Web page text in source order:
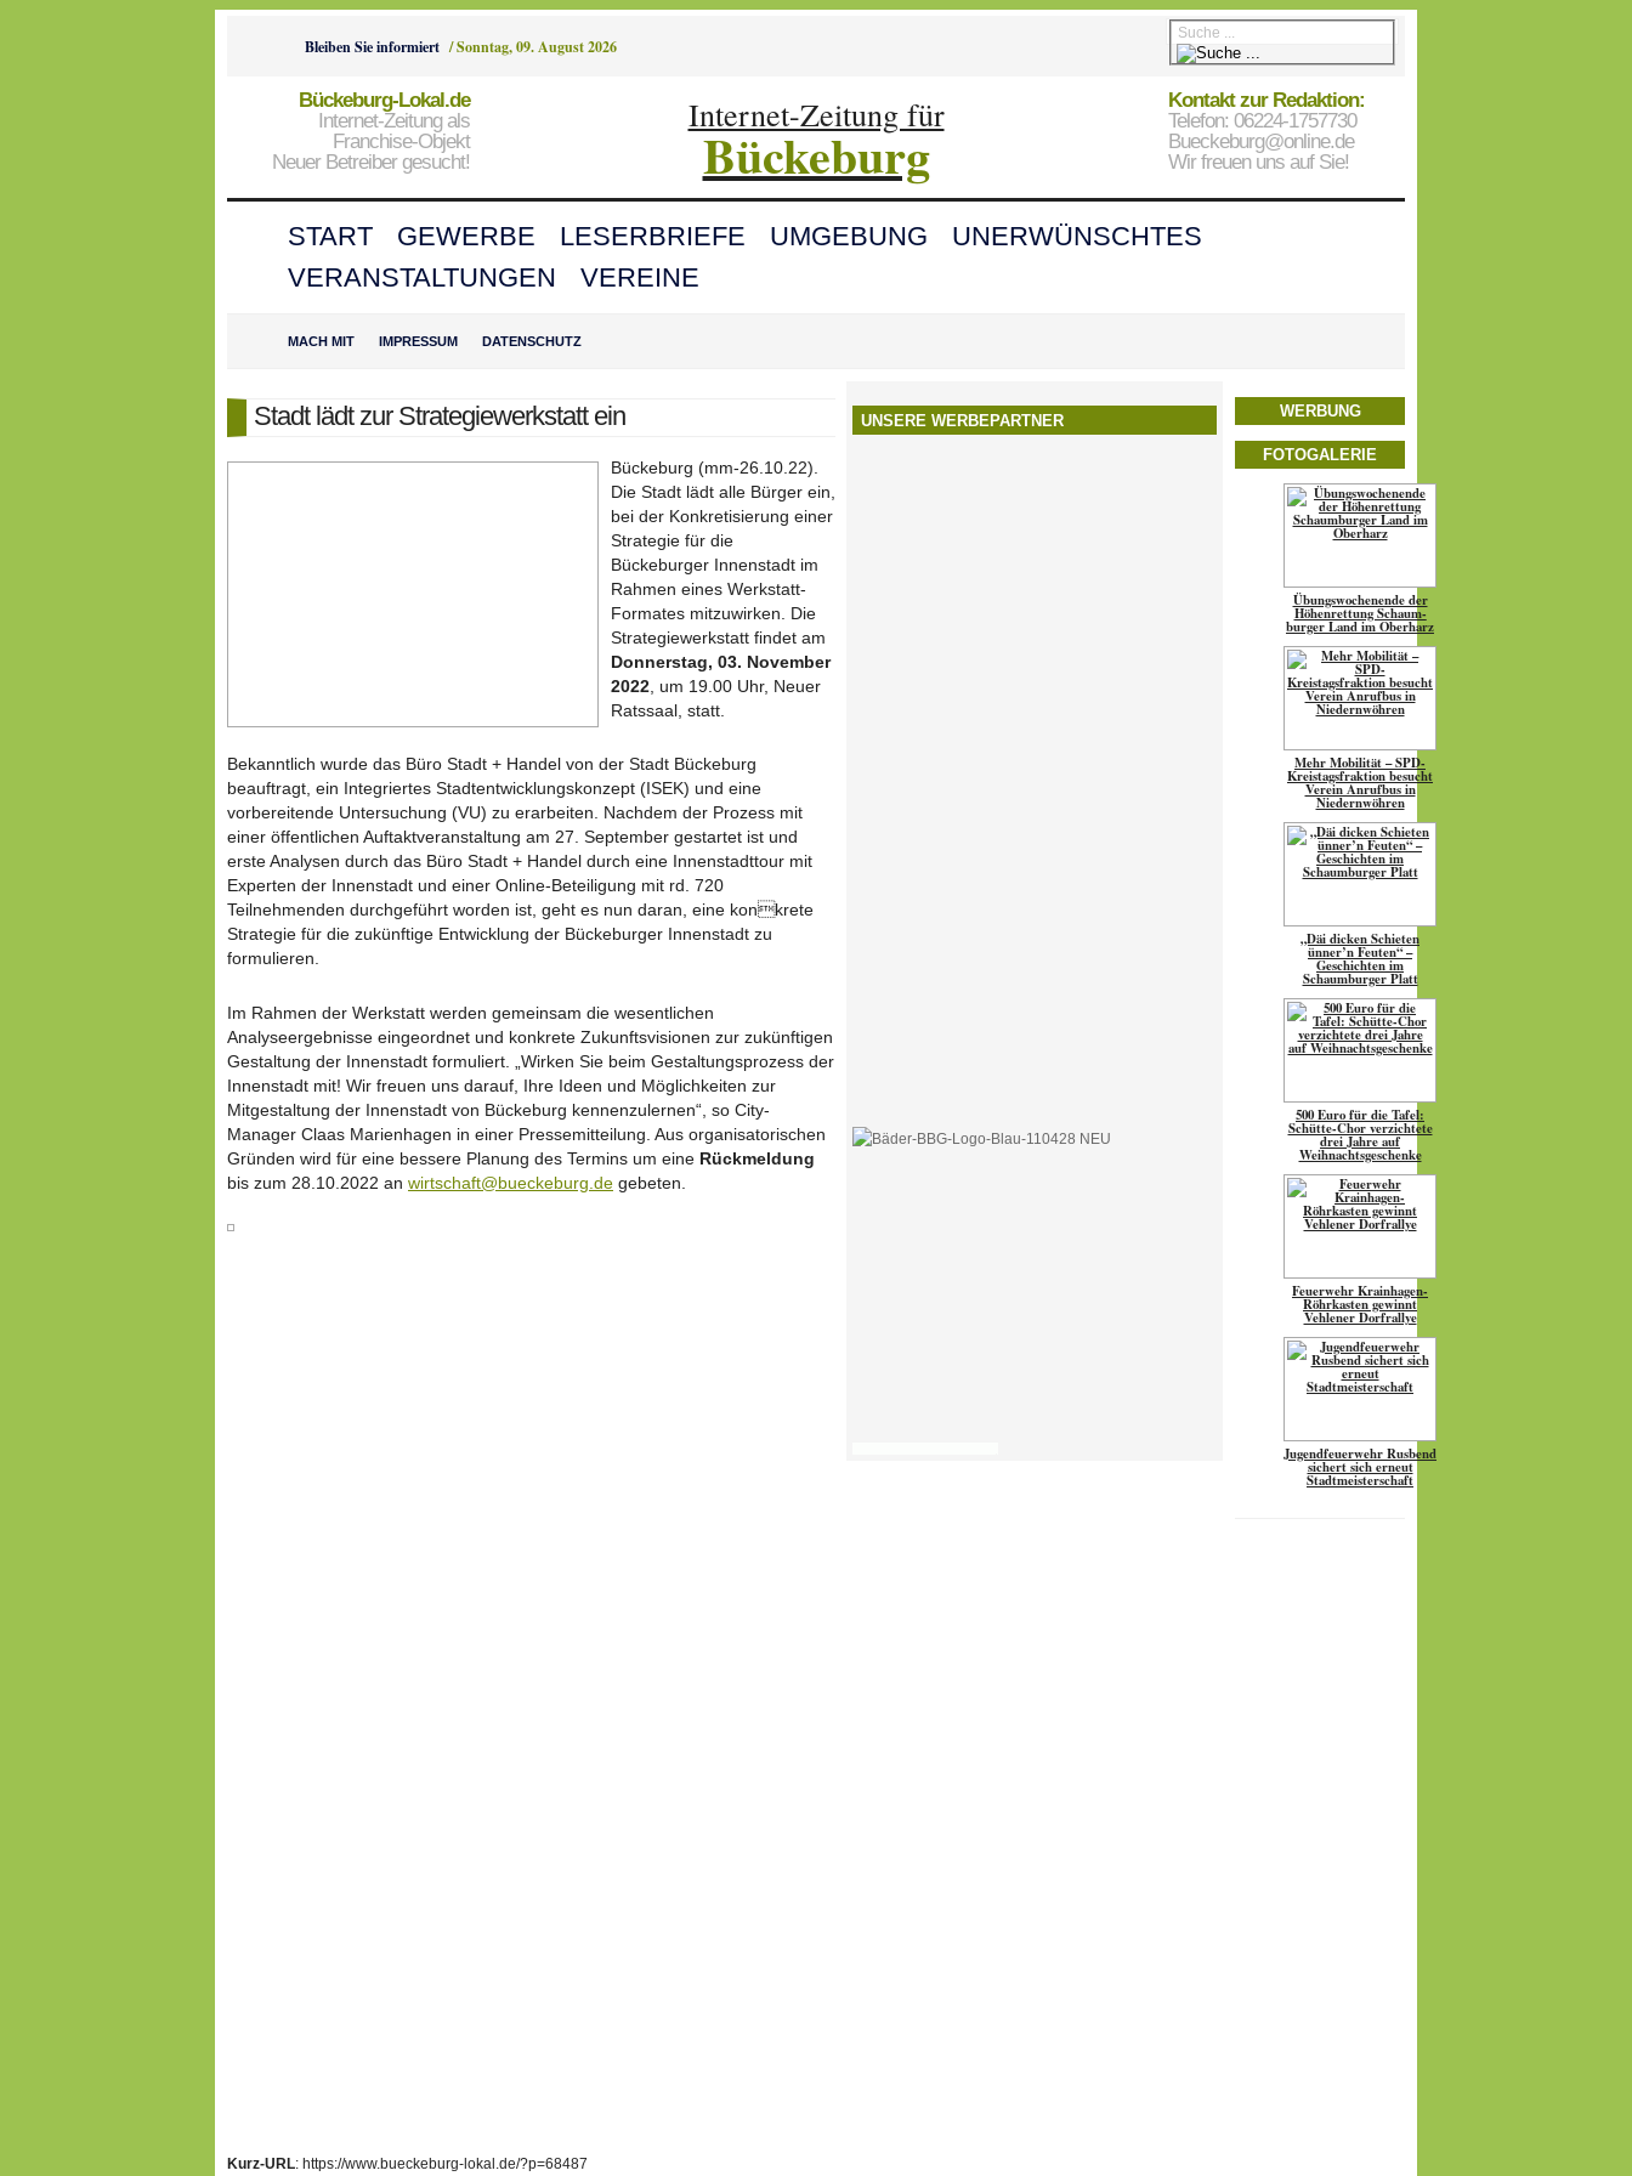
Bleiben Sie informiert /Sonntag, 09. August 2026
Bückeburg-Lokal.de
Internet-Zeitung als
Franchise-Objekt
Neuer Betreiber gesucht!
Internet-Zeitung für
Bückeburg
Kontakt zur Redaktion:
Telefon: 06224-1757730
Bueckeburg@online.de
Wir freuen uns auf Sie!
START GEWERBE LESERBRIEFE UMGEBUNG
UNERWÜNSCHTES
VERANSTALTUNGEN
VEREINE
MACH MIT IMPRESSUM DATENSCHUTZ
Stadt lädt zur Strategiewerkstatt ein
Bückeburg (mm-26.10.22).
Die Stadt lädt alle Bürger ein,
bei der Konkretisierung einer
Strategie für die
Bückeburger Innenstadt im
Rahmen eines Werkstatt-
Formates mitzuwirken. Die
Strategiewerkstatt findet am
Donnerstag, 03. November
2022 , um 19.00 Uhr, Neuer
Ratssaal, statt.
Bekanntlich wurde das Büro Stadt + Handel von der Stadt Bückeburg
beauftragt, ein Integriertes Stadtentwicklungskonzept (ISEK) und eine
vorbereitende Untersuchung (VU) zu erarbeiten. Nachdem der Prozess mit
einer öffentlichen Auftaktveranstaltung am 27. September gestartet ist und
erste Analysen durch das Büro Stadt + Handel durch eine Innenstadttour mit
Experten der Innenstadt und einer Online-Beteiligung mit rd. 720
Teilnehmenden durchgeführt worden ist, geht es nun daran, eine konkrete
Strategie für die zukünftige Entwicklung der Bückeburger Innenstadt zu
formulieren.
Im Rahmen der Werkstatt werden gemeinsam die wesentlichen
Analyseergebnisse eingeordnet und konkrete Zukunftsvisionen zur zukünftigen
Gestaltung der Innenstadt formuliert. „Wirken Sie beim Gestaltungsprozess der
Innenstadt mit! Wir freuen uns darauf, Ihre Ideen und Möglichkeiten zur
Mitgestaltung der Innenstadt von Bückeburg kennenzulernen“, so City-
Manager Claas Marienhagen in einer Pressemitteilung. Aus organisatorischen
Gründen wird für eine bessere Planung des Termins um eine Rückmeldung
bis zum 28.10.2022 an wirtschaft@bueckeburg.de gebeten.
Kurz-URL: https://www.bueckeburg-lokal.de/?p=68487
UNSERE WERBEPARTNER
WERBUNG
FOTOGALERIE
Übungs­wo­chen­ende der
Höhen­ret­tung Schaum­
burger Land im Oberharz
Mehr Mobilität – SPD-
Kreistagsfraktion besucht
Verein Anrufbus in
Niedernwöhren
„Däi dicken Schieten
ünner’n Feuten“ –
Geschichten im
Schaumburger Platt
500 Euro für die Tafel:
Schütte-Chor verzichtete
drei Jahre auf
Weihnachtsgeschenke
Feuerwehr Krainhagen-
Röhrkasten gewinnt
Vehlener Dorfrallye
Jugendfeuerwehr Rusbend
sichert sich erneut
Stadtmeisterschaft